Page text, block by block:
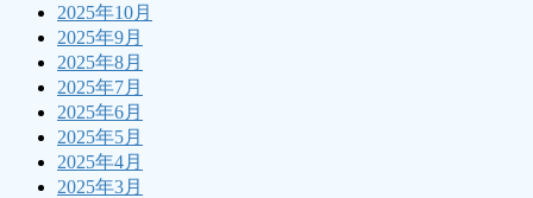
2025年10月
2025年9月
2025年8月
2025年7月
2025年6月
2025年5月
2025年4月
2025年3月